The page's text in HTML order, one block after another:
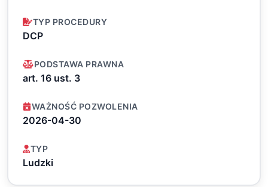
TYP PROCEDURY
DCP
PODSTAWA PRAWNA
art. 16 ust. 3
WAŻNOŚĆ POZWOLENIA
2026-04-30
TYP
Ludzki